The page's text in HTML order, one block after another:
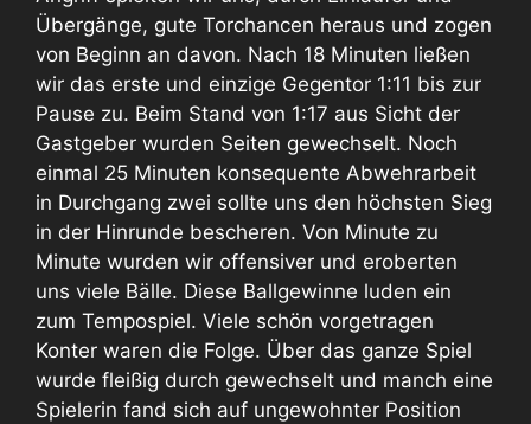
Übergänge, gute Torchancen heraus und zogen
von Beginn an davon. Nach 18 Minuten ließen
wir das erste und einzige Gegentor 1:11 bis zur
Pause zu. Beim Stand von 1:17 aus Sicht der
Gastgeber wurden Seiten gewechselt. Noch
einmal 25 Minuten konsequente Abwehrarbeit
in Durchgang zwei sollte uns den höchsten Sieg
in der Hinrunde bescheren. Von Minute zu
Minute wurden wir offensiver und eroberten
uns viele Bälle. Diese Ballgewinne luden ein
zum Tempospiel. Viele schön vorgetragen
Konter waren die Folge. Über das ganze Spiel
wurde fleißig durch gewechselt und manch eine
Spielerin fand sich auf ungewohnter Position